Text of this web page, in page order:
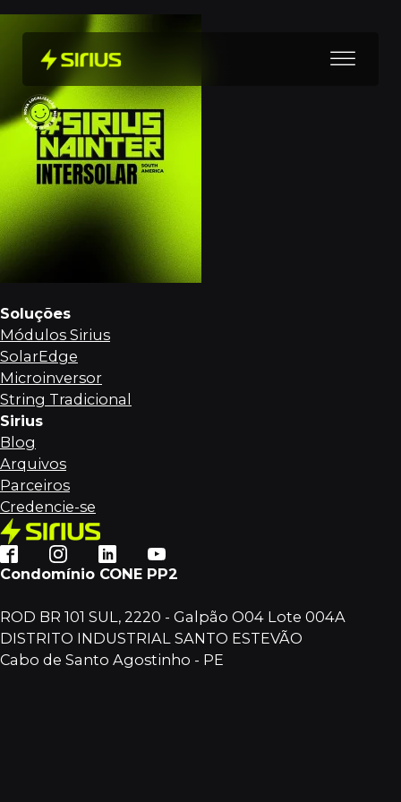
Condomínio CONE PP2
ROD BR 101 SUL, 2220 - Galpão O04 Lote 004A
DISTRITO INDUSTRIAL SANTO ESTEVÃO
Cabo de Santo Agostinho - PE
Sirius
Blog
Arquivos
Parceiros
Credencie-se
Soluções
Módulos Sirius
SolarEdge
Microinversor
String Tradicional